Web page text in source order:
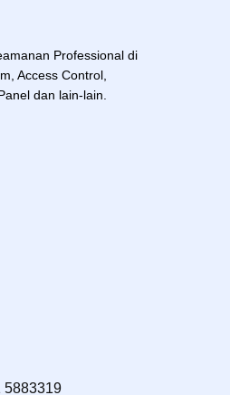
Professional di
Access Control,
dan lain-lain.
5883319